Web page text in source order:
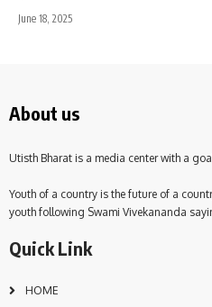
June 18, 2025
About us
Utisth Bharat is a media center with a
Youth of a country is the future of a
youth following Swami Vivekananda
Quick Link
HOME